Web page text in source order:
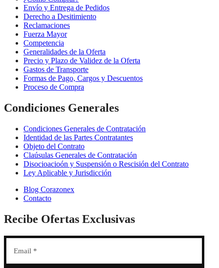
Envío y Entrega de Pedidos
Derecho a Desitimiento
Reclamaciones
Fuerza Mayor
Competencia
Generalidades de la Oferta
Precio y Plazo de Validez de la Oferta
Gastos de Transporte
Formas de Pago, Cargos y Descuentos
Proceso de Compra
Condiciones Generales
Condiciones Generales de Contratación
Identidad de las Partes Contratantes
Objeto del Contrato
Claúsulas Generales de Contratación
Disocioacioón y Suspensión o Rescisión del Contrato
Ley Aplicable y Jurisdicción
Blog Corazonex
Contacto
Recibe Ofertas Exclusivas